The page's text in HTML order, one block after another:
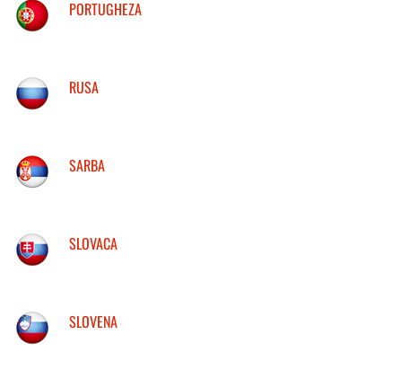
PORTUGHEZA
RUSA
SARBA
SLOVACA
SLOVENA